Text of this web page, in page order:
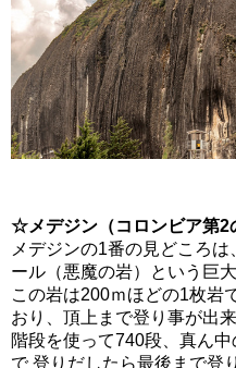
☆メデジン（コロンビア第2
メデジンの1番の見どころ
ール（悪魔の岩）という巨大
この岩は200ｍほどの1枚岩
おり、頂上まで登り事が出来
階段を使って740段、真ん
で 登りだしたら最後まで登